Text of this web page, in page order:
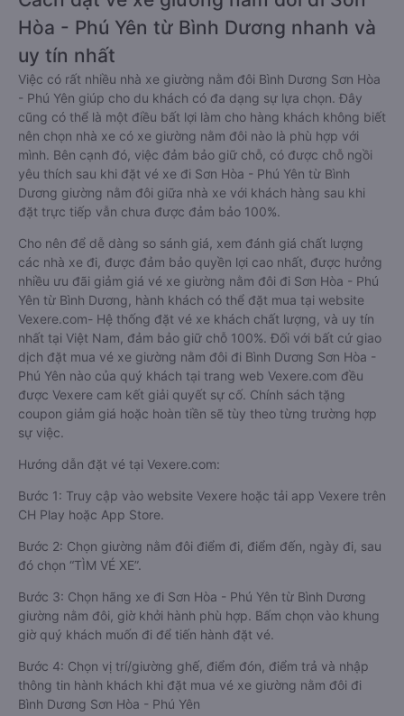
Hòa - Phú Yên từ Bình Dương nhanh và
uy tín nhất
Việc có rất nhiều nhà xe giường nằm đôi Bình Dương Sơn Hòa
- Phú Yên giúp cho du khách có đa dạng sự lựa chọn. Đây
cũng có thể là một điều bất lợi làm cho hàng khách không biết
nên chọn nhà xe có xe giường nằm đôi nào là phù hợp với
mình. Bên cạnh đó, việc đảm bảo giữ chỗ, có được chỗ ngồi
yêu thích sau khi đặt vé xe đi Sơn Hòa - Phú Yên từ Bình
Dương giường nằm đôi giữa nhà xe với khách hàng sau khi
đặt trực tiếp vẫn chưa được đảm bảo 100%.
Cho nên để dễ dàng so sánh giá, xem đánh giá chất lượng
các nhà xe đi, được đảm bảo quyền lợi cao nhất, được hưởng
nhiều ưu đãi giảm giá vé xe giường nằm đôi đi Sơn Hòa - Phú
Yên từ Bình Dương, hành khách có thể đặt mua tại website
Vexere.com- Hệ thống đặt vé xe khách chất lượng, và uy tín
nhất tại Việt Nam, đảm bảo giữ chỗ 100%. Đối với bất cứ giao
dịch đặt mua vé xe giường nằm đôi đi Bình Dương Sơn Hòa -
Phú Yên nào của quý khách tại trang web Vexere.com đều
được Vexere cam kết giải quyết sự cố. Chính sách tặng
coupon giảm giá hoặc hoàn tiền sẽ tùy theo từng trường hợp
sự việc.
Hướng dẫn đặt vé tại Vexere.com:
Bước 1: Truy cập vào website Vexere hoặc tải app Vexere trên
CH Play hoặc App Store.
Bước 2: Chọn giường nằm đôi điểm đi, điểm đến, ngày đi, sau
đó chọn “TÌM VÉ XE”.
Bước 3: Chọn hãng xe đi Sơn Hòa - Phú Yên từ Bình Dương
giường nằm đôi, giờ khởi hành phù hợp. Bấm chọn vào khung
giờ quý khách muốn đi để tiến hành đặt vé.
Bước 4: Chọn vị trí/giường ghế, điểm đón, điểm trả và nhập
thông tin hành khách khi đặt mua vé xe giường nằm đôi đi
Bình Dương Sơn Hòa - Phú Yên